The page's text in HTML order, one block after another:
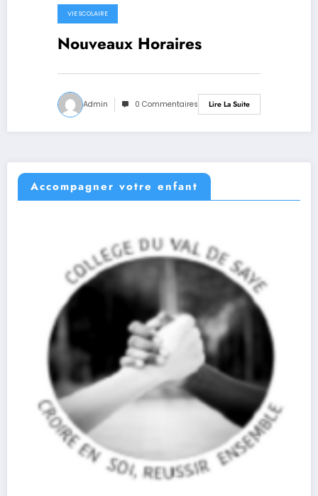
18 novembre 2021
VIE SCOLAIRE
Nouveaux Horaires
Admin 0 Commentaires Lire La Suite
Accompagner votre enfant